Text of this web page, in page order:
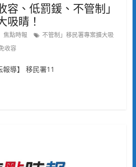
容、低罰鍰、不管制」
吸睛！
焦點時報
不管制」移民署專案擴大吸
收容
報導】 移民署11